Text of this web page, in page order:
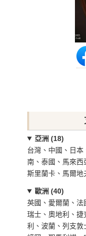
亞洲 (18)
台灣、中國、日
南、泰國、馬來西
斯里蘭卡、馬爾地
歐洲 (40)
英國、愛爾蘭、法
瑞士、奧地利、捷
利、波蘭、列支敦